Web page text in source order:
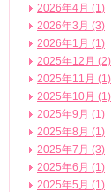
2026年4月 (1)
2026年3月 (3)
2026年1月 (1)
2025年12月 (2)
2025年11月 (1)
2025年10月 (1)
2025年9月 (1)
2025年8月 (1)
2025年7月 (3)
2025年6月 (1)
2025年5月 (1)